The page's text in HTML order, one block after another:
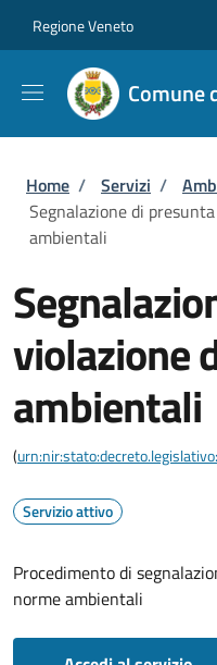
Regione Veneto
Comune
Briciole di
Home / Servizi /
Segnalazione di
ambientali
violazione
ambientali
(
Servizio attivo
Procedimento di
norme ambientali